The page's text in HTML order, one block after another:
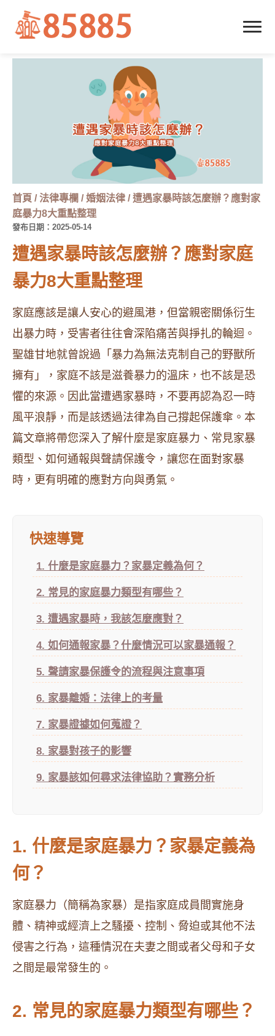
首頁 /法律專欄 /婚姻法律 /遭遇家暴時該怎麼辦？應對家
庭暴力8大重點整理
發布日期：2025-05-14
遭遇家暴時該怎麼辦？應對家庭
暴力8大重點整理
家庭應該是讓人安心的避風港，但當親密關係衍生
出暴力時，受害者往往會深陷痛苦與掙扎的輪迴。
聖雄甘地就曾說過「暴力為無法克制自己的野獸所
擁有」，家庭不該是滋養暴力的溫床，也不該是恐
懼的來源。因此當遭遇家暴時，不要再認為忍一時
風平浪靜，而是該透過法律為自己撐起保護傘。本
篇文章將帶您深入了解什麼是家庭暴力、常見家暴
類型、如何通報與聲請保護令，讓您在面對家暴
時，更有明確的應對方向與勇氣。
快速導覽
1. 什麼是家庭暴力？家暴定義為何？
2. 常見的家庭暴力類型有哪些？
3. 遭遇家暴時，我該怎麼應對？
4. 如何通報家暴？什麼情況可以家暴通報？
5. 聲請家暴保護令的流程與注意事項
6. 家暴離婚：法律上的考量
7. 家暴證據如何蒐證？
8. 家暴對孩子的影響
9. 家暴該如何尋求法律協助？實務分析
1. 什麼是家庭暴力？家暴定義為
何？
家庭暴力（簡稱為家暴）是指家庭成員間實施身
體、精神或經濟上之騷擾、控制、脅迫或其他不法
侵害之行為，這種情況在夫妻之間或者父母和子女
之間是最常發生的。
2. 常見的家庭暴力類型有哪些？